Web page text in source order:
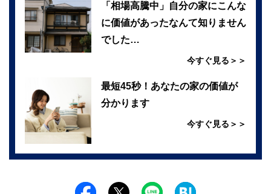
「相場高騰中」自分の家にこんな
に価値があったなんて知りません
でした…
今すぐ見る＞＞
最短45秒！あなたの家の価値が
分かります
今すぐ見る＞＞